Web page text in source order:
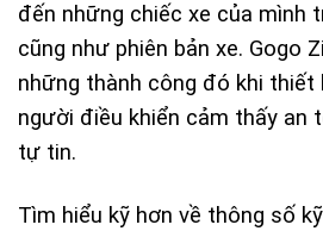
đến những chiếc xe của mình
cũng như phiên bản xe. Gogo
những thành công đó khi thiết
người điều khiển cảm thấy an
tự tin.
Tìm hiểu kỹ hơn về thông số